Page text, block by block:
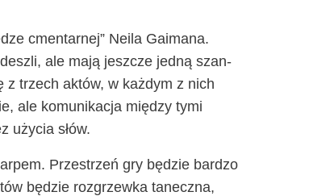
cmen­tar­nej” Neila Gaima­na.
ale mają jesz­cze jed­ną szan­
z trzech aktów, w każ­dym z nich
ale komu­ni­ka­cja mię­dzy tymi
uży­cia słów.
Prze­strzeń gry będzie bar­dzo
będzie roz­grzew­ka tanecz­na,